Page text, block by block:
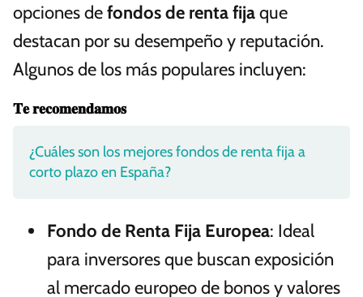
opciones defondos de renta fijaque
destacan por su desempeño y reputación.
Algunos de los más populares incluyen:
𝐓𝐞 𝐫𝐞𝐜𝐨𝐦𝐞𝐧𝐝𝐚𝐦𝐨𝐬
¿Cuáles son los mejores fondos de renta fija a
corto plazo en España?
Fondo de Renta Fija Europea: Ideal
para inversores que buscan exposición
al mercado europeo de bonos y valores